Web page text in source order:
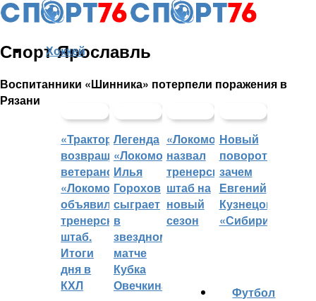
Спорт Ярославль
Воспитанники «Шинника» потерпели поражения в
Рязани
Хоккей
«Трактор»
возвращает
ветеранов,
«Локомотив»
объявил
тренерский
штаб.
Итоги
дня в
КХЛ
Легенда
«Локомотива»
Илья
Горохов
сыграет
в
звездном
матче
Кубка
Овечкина
«Локомотив»
назвал
тренерский
штаб на
новый
сезон
Новый
поворот:
зачем
Евгений
Кузнецов
«Сибири»?
Футбол